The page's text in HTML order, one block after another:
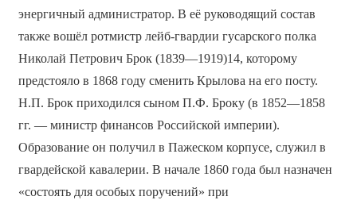
энергичный администратор. В её руководящий состав
также вошёл ротмистр лейб-гвардии гусарского полка
Николай Петрович Брок (1839—1919)14, которому
предстояло в 1868 году сменить Крылова на его посту.
Н.П. Брок приходился сыном П.Ф. Броку (в 1852—1858
гг. — министр финансов Российской империи).
Образование он получил в Пажеском корпусе, служил в
гвардейской кавалерии. В начале 1860 года был назначен
«состоять для особых поручений» при